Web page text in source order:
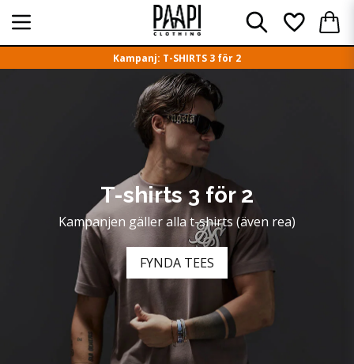
Kampanj: T-SHIRTS 3 för 2
T-shirts 3 för 2
Kampanjen gäller alla t-shirts (även rea)
FYNDA TEES